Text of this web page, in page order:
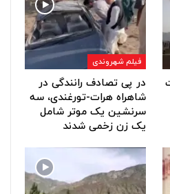
فیلم شهروندی
در پی تصادف رانندگی در
شاهراه هرات-تورغندی، سه
سرنشین یک موتر شامل
یک زن زخمی شدند